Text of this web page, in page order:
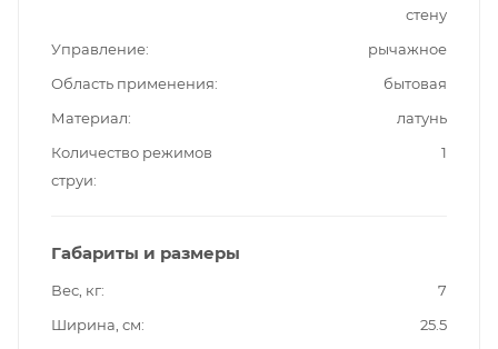
стену
Управление
рычажное
Область применения
бытовая
Материал
латунь
Количество режимов
струи
1
Габариты и размеры
Вес, кг
7
Ширина, см
25.5